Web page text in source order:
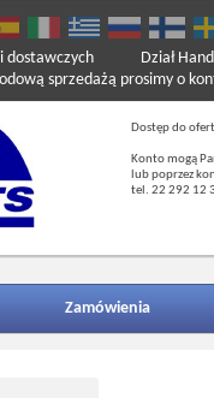
dostawczych
sprzedażą prosimy o
Dział
Dostęp do
Konto mogą
lub poprzez
tel. 22 292 12
Zamówienia